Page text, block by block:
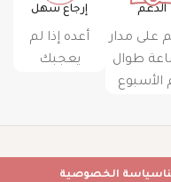
الدعم
على مدار
طوال
الأسبوع
إرجاع سهل
أعده إذا لم
يعجبك
سياسة الخصوصية